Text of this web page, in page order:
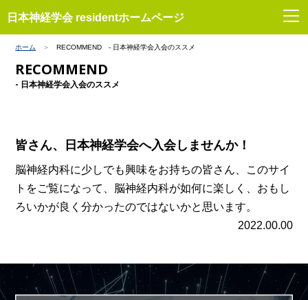
日本神経学会 residentホームページ
ホーム RECOMMEND - 日本神経学会入会のススメ
RECOMMEND
- 日本神経学会入会のススメ
皆さん、日本神経学会へ入会しませんか！
脳神経内科に少しでも興味をお持ちの皆さん、このサイ
トをご覧になって、脳神経内科が如何に楽しく、おもし
ろいかが良く分かったのではないかと思います。
2022.00.00